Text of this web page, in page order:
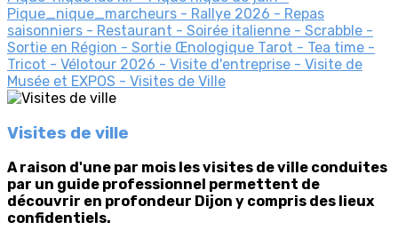
Pique_nique_marcheurs - Rallye 2026 - Repas
saisonniers - Restaurant - Soirée italienne - Scrabble -
Sortie en Région - Sortie Œnologique Tarot - Tea time -
Tricot - Vélotour 2026 - Visite d'entreprise - Visite de
Musée et EXPOS - Visites de Ville
Visites de ville
A raison d'une par mois les visites de ville conduites
par un guide professionnel permettent de
découvrir en profondeur Dijon y compris des lieux
confidentiels.